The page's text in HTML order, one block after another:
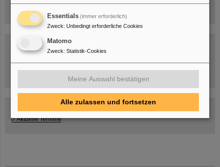
GSI-FAIR Kolloquium
Aktuelle Termine
Essentials (immer erforderlich)
Zweck: Unbedingt erforderliche Cookies
Matomo
Zweck: Statistik-Cookies
Meine Auswahl bestätigen
Alle zulassen und fortsetzen